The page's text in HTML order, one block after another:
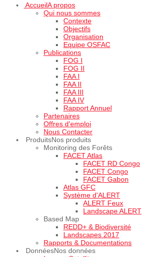
AccueilA propos
Qui nous sommes
Contexte
Objectifs
Organisation
Equipe OSFAC
Publications
FOG I
FOG II
FAA I
FAA II
FAA III
FAA IV
Rapport Annuel
Partenaires
Offres d'emploi
Nous Contacter
ProduitsNos produits
Monitoring des Forêts
FACET Atlas
FACET RD Congo
FACET Congo
FACET Gabon
Atlas GFC
Système d'ALERT
ALERT Feux
Landscape ALERT
Based Map
REDD+ & Biodiversité
Landscapes 2017
Rapports & Documentations
DonnéesNos données